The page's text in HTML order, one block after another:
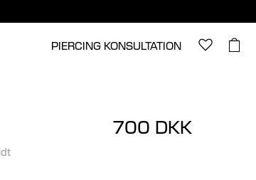
PIERCING KONSULTATION
700 DKK